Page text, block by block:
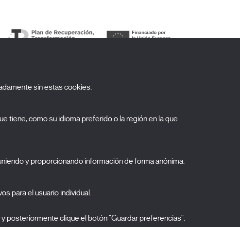
Nombre
Selecciona una categoría
0 listas seleccionadas
Acepto términos, condiciones ypolítica de
sin estas cookies.
tiene, como su idioma preferido o la región en la que
y proporcionando información de forma anónima.
para el usuario individual.
posteriormente clique el botón "Guardar preferencias".